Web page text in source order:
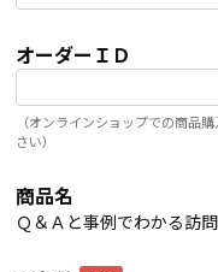
オーダーＩＤ
（オンラインショップでの商品
さい）
商品名
Ｑ＆Ａと事例でわかる訪